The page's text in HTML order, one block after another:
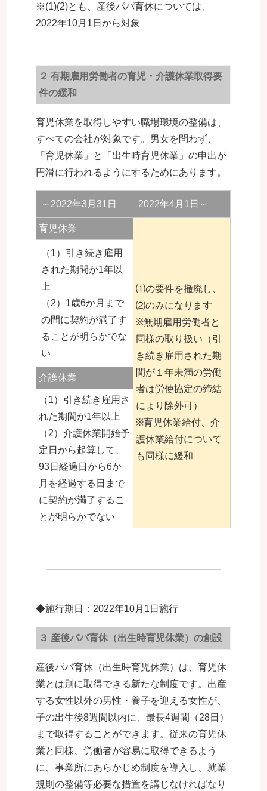
※(1)(2)とも、産後パパ育休については、
2022年10月1日から対象
２ 有期雇用労働者の育児・介護休業取得要
件の緩和
育児休業を取得しやすい職場環境の整備は、
すべての会社が対象です。男女を問わず、
「育児休業」と「出生時育児休業」の申出が
円滑に行われるようにするためにあります。
～2022年3月31日 2022年4月1日～
育児休業
⑴の要件を撤廃し、
⑵のみになります
※無期雇用労働者と
同様の取り扱い（引
き続き雇用された期
間が１年未満の労働
者は労使協定の締結
により除外可）
※育児休業給付、介
護休業給付について
も同様に緩和
（1）引き続き雇用
された期間が1年以
上
（2）1歳6か月まで
の間に契約が満了す
ることが明らかでな
い
介護休業
（1）引き続き雇用さ
れた期間が1年以上
（2）介護休業開始予
定日から起算して、
93日経過日から6か
月を経過する日まで
に契約が満了するこ
とが明らかでない
◆施行期日：2022年10月1日施行
３ 産後パパ育休（出生時育児休業）の創設
産後パパ育休（出生時育児休業）は、育児休
業とは別に取得できる新たな制度です。出産
する女性以外の男性・養子を迎える女性が、
子の出生後8週間以内に、最長4週間（28日）
まで取得することができます。従来の育児休
業と同様、労働者が容易に取得できるよう
に、事業所にあらかじめ制度を導入し、就業
規則の整備等必要な措置を講じなければなり